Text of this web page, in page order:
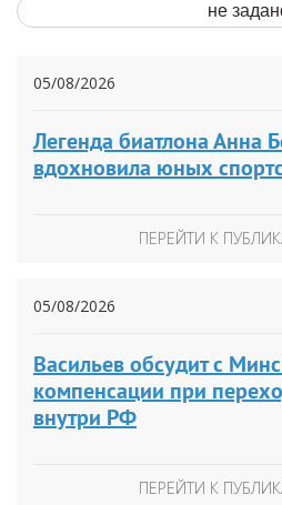
не
05/08/2026
Легенда биатлона Анна
вдохновила юных
ПЕРЕЙТИ К
05/08/2026
Васильев обсудит с
компенсации при
внутри РФ
ПЕРЕЙТИ К